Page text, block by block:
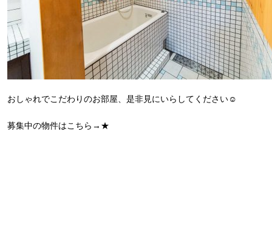
おしゃれでこだわりのお部屋、是非見にいらしてください☺️
募集中の物件はこちら→ ★